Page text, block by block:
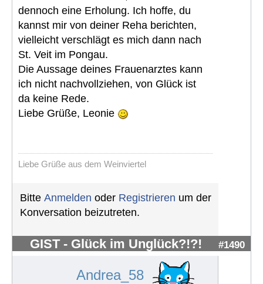
dennoch eine Erholung. Ich hoffe, du
kannst mir von deiner Reha berichten,
vielleicht verschlägt es mich dann nach
St. Veit im Pongau.
Die Aussage deines Frauenarztes kann
ich nicht nachvollziehen, von Glück ist
da keine Rede.
Liebe Grüße, Leonie
Liebe Grüße aus dem Weinviertel
Bitte Anmelden oder Registrieren um der
Konversation beizutreten.
GIST - Glück im Unglück?!?! #1490
Andrea_58